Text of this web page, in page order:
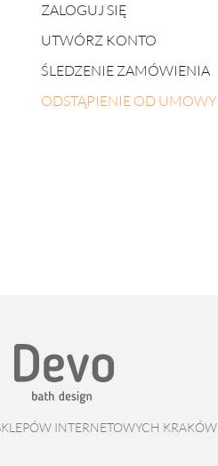
ZALOGUJ SIĘ
UTWÓRZ KONTO
ŚLEDZENIE ZAMÓWIENIA
ODSTĄPIENIE OD UMOWY
INTERNETOWYCH KRAKÓW